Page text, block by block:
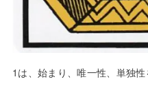
1は、始まり、唯一性、単独性